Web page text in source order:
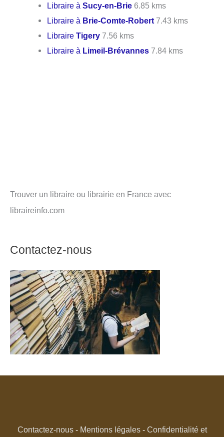
Libraire àSucy-en-Brie 6.85 kms
Libraire à Brie-Comte-Robert 7.43 kms
LibraireTigery 7.56 kms
Libraire à Limeil-Brévannes 7.84 kms
Trouver un libraire ou librairie en France avec
libraireinfo.com
Contactez-nous
Contactez-nous- Mentions légales- Confidentialité et